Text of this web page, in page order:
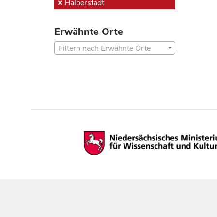
Halberstadt
Erwähnte Orte
Filtern nach Erwähnte Orte